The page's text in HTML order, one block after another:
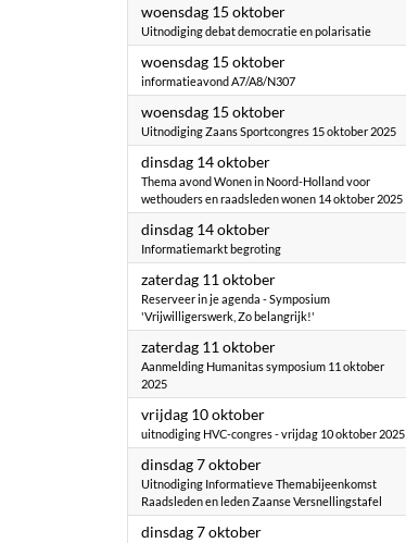
woensdag 15 oktober2025
Uitnodiging debat democratie en polarisatie
woensdag 15 oktober2025
informatieavond A7/A8/N307
woensdag 15 oktober2025
Uitnodiging Zaans Sportcongres 15 oktober 2025
dinsdag 14 oktober2025
Thema avond Wonen in Noord-Holland voor
wethouders en raadsleden wonen 14 oktober 2025
dinsdag 14 oktober2025
Informatiemarkt begroting
zaterdag 11 oktober2025
Reserveer in je agenda - Symposium
'Vrijwilligerswerk, Zo belangrijk!'
zaterdag 11 oktober2025
Aanmelding Humanitas symposium 11 oktober
2025
vrijdag 10 oktober2025
uitnodiging HVC-congres - vrijdag 10 oktober 2025
dinsdag 7 oktober2025
Uitnodiging Informatieve Themabijeenkomst
Raadsleden en leden Zaanse Versnellingstafel
dinsdag 7 oktober2025